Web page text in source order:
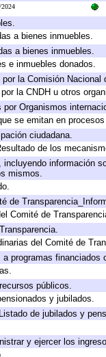
a bienes inmuebles.
a bienes inmuebles.
e inmuebles donados.
la Comisión Nacional
la CNDH u otros
Organismos
se emitan en
ciudadana.
de los
incluyendo información
mismos.
de
Comité de
del Comité de
programas financiados
públicos.
y jubilados.
de jubilados y
y ejercer los